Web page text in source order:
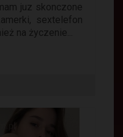
juz skonczone
sextelefon
na życzenie...